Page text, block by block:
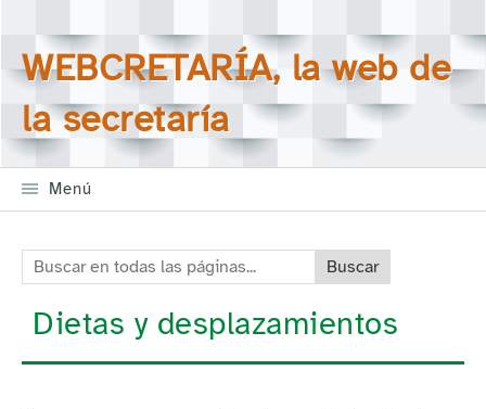
Saltar la navegación
Buscar en todas las
páginas
WEBCRETARÍA, la web de
la secretaría
Menú
Buscar en todas las páginas:
Dietas y desplazamientos